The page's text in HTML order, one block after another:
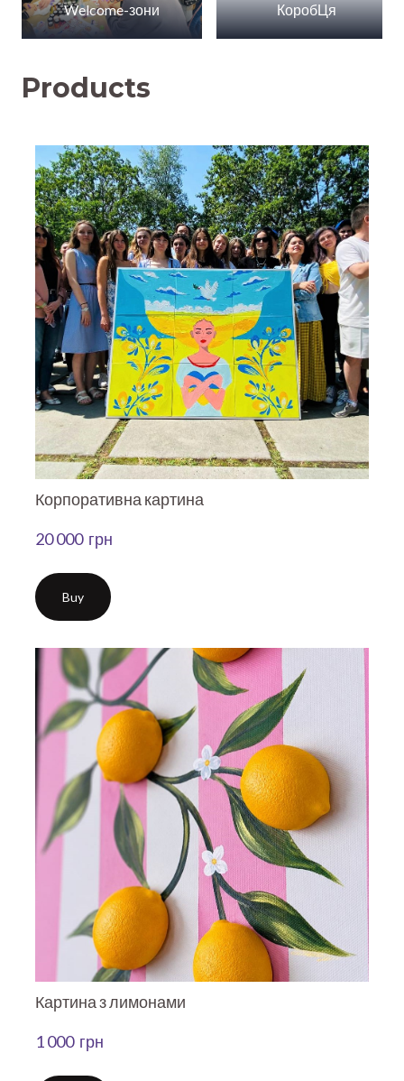
Welcome-зони КоробЦя
Products
Корпоративна картина
20 000  грн
Buy
Картина з лимонами
1 000  грн